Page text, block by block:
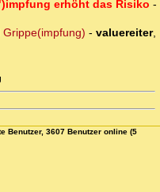
erhöht das Risiko -
- valuereiter,
Benutzer, 3607 Benutzer online (5